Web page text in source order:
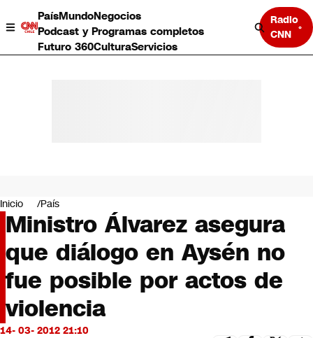
PaísMundoNegocios
Podcast y Programas completos
Futuro 360CulturaServicios
Radio
CNN
Negocios
Deportes
Programas completos
Cultura
Servicios
Bits
CNN Data
CNN tiempo
Futuro 360
Inicio País
Ministro Álvarez asegura
que diálogo en Aysén no
fue posible por actos de
violencia
14- 03- 2012 21:10